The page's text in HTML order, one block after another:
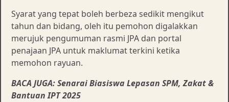
Syarat yang tepat boleh berbeza sedikit mengikut
tahun dan bidang, oleh itu pemohon digalakkan
merujuk pengumuman rasmi JPA dan portal
penajaan JPA untuk maklumat terkini ketika
memohon rayuan.
BACA JUGA: Senarai Biasiswa Lepasan SPM, Zakat &
Bantuan IPT 2025